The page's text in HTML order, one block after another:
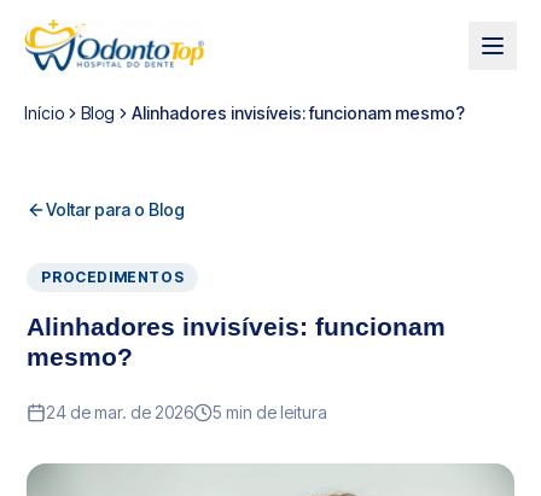
Início Blog Alinhadores invisíveis: funcionam mesmo?
Voltar para o Blog
PROCEDIMENTOS
Alinhadores invisíveis: funcionam
mesmo?
24 de mar. de 2026 5 min de leitura